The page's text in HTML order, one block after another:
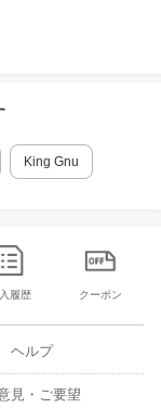
King Gnu
履歴 クーポン
ヘルプ
見・ご要望